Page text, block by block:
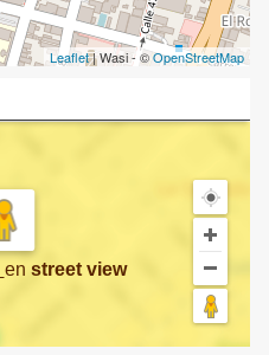
Leaflet| Wasi - ©OpenStreetMap
en street view